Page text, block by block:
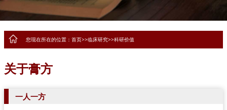
您现在所在的位置： 首页>>临床研究>>科研价值
关于膏方
一人一方